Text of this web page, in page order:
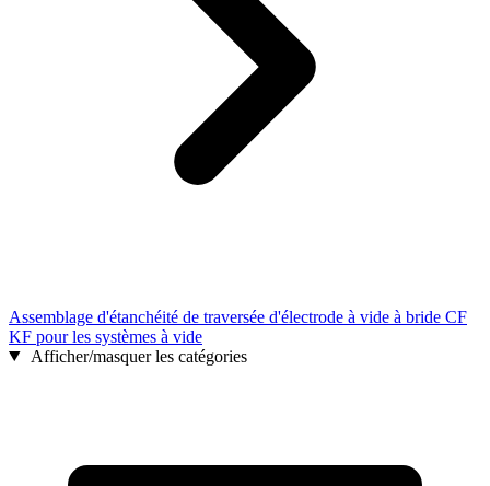
Assemblage d'étanchéité de traversée d'électrode à vide à bride CF
KF pour les systèmes à vide
Afficher/masquer les catégories